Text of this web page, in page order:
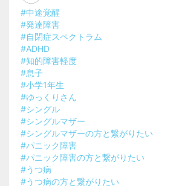
#中途覚醒
#発達障害
#自閉症スペクトラム
#ADHD
#知的障害軽度
#息子
#小学1年生
#ゆっくりさん
#シングル
#シングルマザー
#シングルマザーの方と繋がりたい
#パニック障害
#パニック障害の方と繋がりたい
#うつ病
#うつ病の方と繋がりたい